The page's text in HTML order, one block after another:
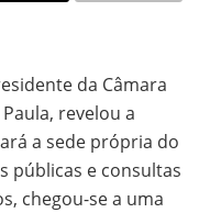
da Câmara
revelou a
a sede própria do
públicas e consultas
chegou-se a uma